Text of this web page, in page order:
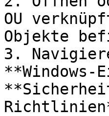
OU
Objekte
3.